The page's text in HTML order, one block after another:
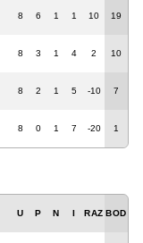
8 6 1 1 10 19
8 3 1 4 2 10
8 2 1 5 -10 7
8 0 1 7 -20 1
U P N I RAZ BOD